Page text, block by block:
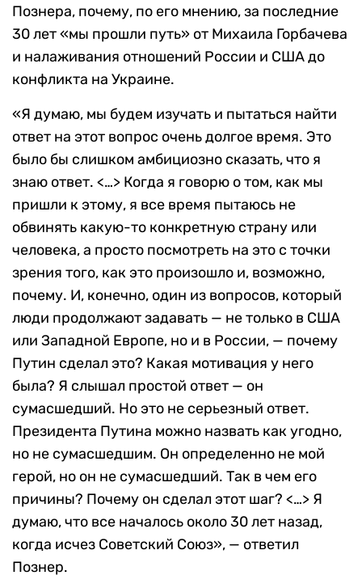
Познера, почему, по его мнению, за последние
30 лет «мы прошли путь» от Михаила Горбачева
и налаживания отношений России и США до
конфликта на Украине.
«Я думаю, мы будем изучать и пытаться найти
ответ на этот вопрос очень долгое время. Это
было бы слишком амбициозно сказать, что я
знаю ответ. <…> Когда я говорю о том, как мы
пришли к этому, я все время пытаюсь не
обвинять какую-то конкретную страну или
человека, а просто посмотреть на это с точки
зрения того, как это произошло и, возможно,
почему. И, конечно, один из вопросов, который
люди продолжают задавать — не только в США
или Западной Европе, но и в России, — почему
Путин сделал это? Какая мотивация у него
была? Я слышал простой ответ — он
сумасшедший. Но это не серьезный ответ.
Президента Путина можно назвать как угодно,
но не сумасшедшим. Он определенно не мой
герой, но он не сумасшедший. Так в чем его
причины? Почему он сделал этот шаг? <…> Я
думаю, что все началось около 30 лет назад,
когда исчез Советский Союз», — ответил
Познер.